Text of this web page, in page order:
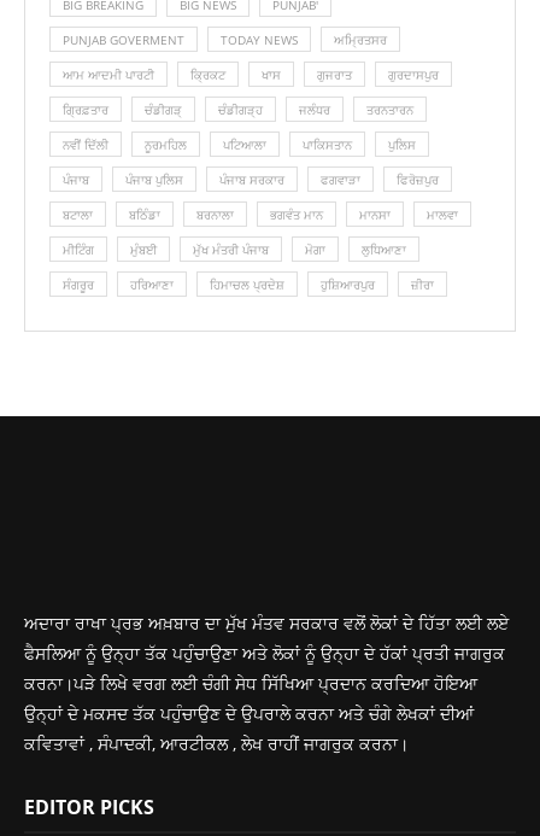
BIG BREAKING BIG NEWS PUNJAB'
PUNJAB GOVERMENT TODAY NEWS ਅਮ੍ਰਿਤਸਰ
ਆਮ ਆਦਮੀ ਪਾਰਟੀ ਕ੍ਰਿਕਟ ਖਾਸ ਗੁਜਰਾਤ ਗੁਰਦਾਸਪੁਰ
ਗ੍ਰਿਫ਼ਤਾਰ ਚੰਡੀਗੜ੍ ਚੰਡੀਗੜ੍ਹ ਜਲੰਧਰ ਤਰਨਤਾਰਨ
ਨਵੀਂ ਦਿੱਲੀ ਨੂਰਮਹਿਲ ਪਟਿਆਲਾ ਪਾਕਿਸਤਾਨ ਪੁਲਿਸ
ਪੰਜਾਬ ਪੰਜਾਬ ਪੁਲਿਸ ਪੰਜਾਬ ਸਰਕਾਰ ਫਗਵਾੜਾ ਫਿਰੋਜ਼ਪੁਰ
ਬਟਾਲਾ ਬਠਿੰਡਾ ਬਰਨਾਲਾ ਭਗਵੰਤ ਮਾਨ ਮਾਨਸਾ ਮਾਲਵਾ
ਮੀਟਿੰਗ ਮੁੰਬਈ ਮੁੱਖ ਮੰਤਰੀ ਪੰਜਾਬ ਮੋਗਾ ਲੁ‎ਧਿਆਣਾ
ਸੰਗਰੂਰ ਹਰਿਆਣਾ ਹਿਮਾਚਲ ਪ੍ਰਦੇਸ਼ ਹੁਸ਼ਿਆਰਪੁਰ ਜ਼ੀਰਾ
ਅਦਾਰਾ ਰਾਖਾ ਪ੍ਰਭ ਅਖ਼ਬਾਰ ਦਾ ਮੁੱਖ ਮੰਤਵ ਸਰਕਾਰ ਵਲੋਂ ਲੋਕਾਂ ਦੇ ਹਿੱਤਾ ਲਈ ਲਏ
ਫੈਸਲਿਆ ਨੂੰ ਉਨ੍ਹਾ ਤੱਕ ਪਹੁੰਚਾਉਣਾ ਅਤੇ ਲੋਕਾਂ ਨੂੰ ਉਨ੍ਹਾ ਦੇ ਹੱਕਾਂ ਪ੍ਰਤੀ ਜਾਗਰੁਕ
ਕਰਨਾ।ਪੜੇ ਲਿਖੇ ਵਰਗ ਲਈ ਚੰਗੀ ਸੇਧ ਸਿੱਖਿਆ ਪ੍ਰਦਾਨ ਕਰਦਿਆ ਹੋਇਆ
ਉਨ੍ਹਾਂ ਦੇ ਮਕਸਦ ਤੱਕ ਪਹੁੰਚਾਉਣ ਦੇ ਉਪਰਾਲੇ ਕਰਨਾ ਅਤੇ ਚੰਗੇ ਲੇਖਕਾਂ ਦੀਆਂ
ਕਵਿਤਾਵਾਂ , ਸੰਪਾਦਕੀ, ਆਰਟੀਕਲ , ਲੇਖ ਰਾਹੀਂ ਜਾਗਰੁਕ ਕਰਨਾ।
EDITOR PICKS